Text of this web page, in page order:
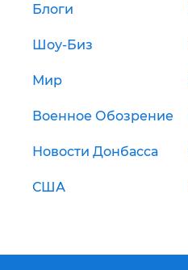
Блоги
Шоу-Биз
Мир
Военное Обозрение
Новости Донбасса
США